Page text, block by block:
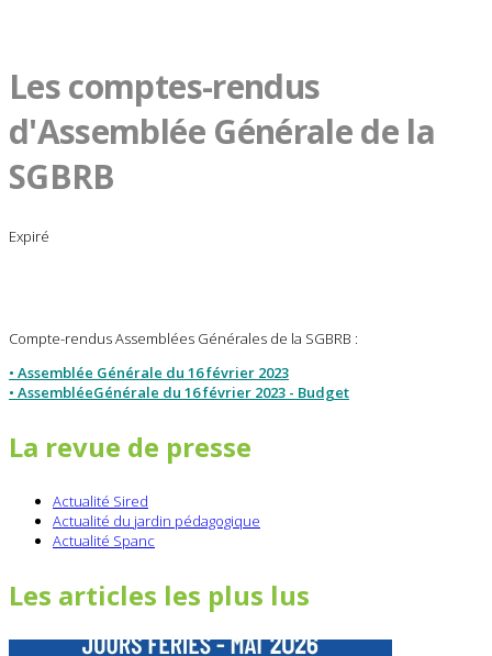
Les comptes-rendus
d'Assemblée Générale de la
SGBRB
Expiré
Compte-rendus Assemblées Générales de la SGBRB :
• Assemblée Générale du 16 février 2023
• AssembléeGénérale du 16 février 2023 - Budget
La revue de presse
Actualité Sired
Actualité du jardin pédagogique
Actualité Spanc
Les articles les plus lus